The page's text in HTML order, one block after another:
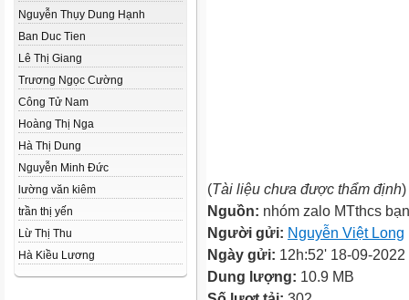
Nguyễn Thụy Dung Hạnh
Ban Duc Tien
Lê Thị Giang
Trương Ngọc Cường
Công Tử Nam
Hoàng Thị Nga
Hà Thị Dung
Nguyễn Minh Đức
lường văn kiêm
trần thị yến
Lừ Thị Thu
Hà Kiều Lương
(Tài liệu chưa được thẩm định)
Nguồn: nhóm zalo MTthcs
Người gửi: Nguyễn Việt Long
Ngày gửi: 12h:52' 18-09-2022
Dung lượng: 10.9 MB